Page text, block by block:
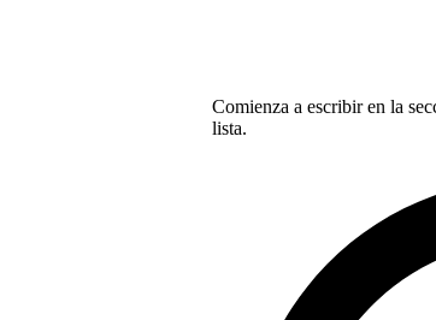
Comienza a escribir en la
lista.